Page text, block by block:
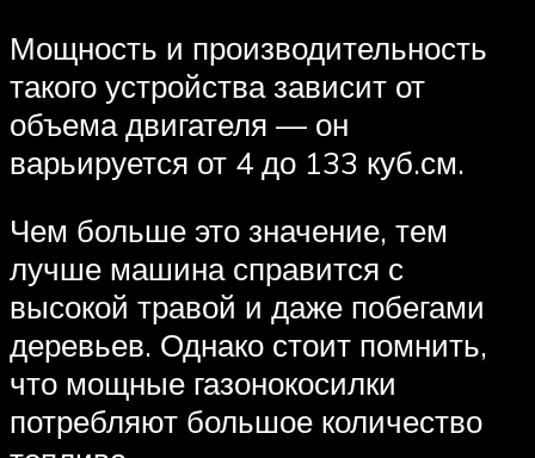
Мощность и производительность
такого устройства зависит от
объема двигателя — он
варьируется от 4 до 133 куб.см.
Чем больше это значение, тем
лучше машина справится с
высокой травой и даже побегами
деревьев. Однако стоит помнить,
что мощные газонокосилки
потребляют большое количество